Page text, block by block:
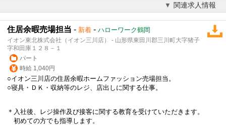
関連求人情報
住居余暇売場担当 - 新着 - ハローワーク鶴岡
イオン東北株式会社（イオン三川店） - 山形県東田川郡三川町大字猪子
字和田庫１２８－１
パート
時給 1,040円
○イオン三川店の住居余暇ホームファッション売場担当。
○寝具・ＤＫ・収納等のレジ、店出しに関する仕事。
＊入社後、レジ操作及び接客に関する教育を受けていただきます。
初めての方でも指導します。